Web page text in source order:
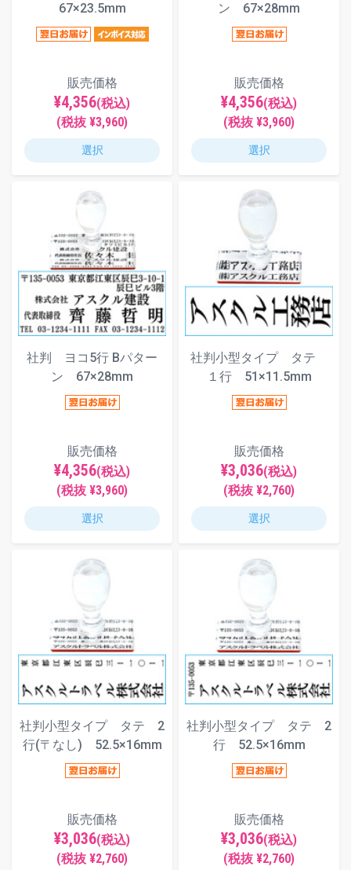
67×23.5mm
販売価格
¥4,356(税込)
(税抜 ¥3,960)
選択
ン 67×28mm
販売価格
¥4,356(税込)
(税抜 ¥3,960)
選択
社判 ヨコ5行 Bパター
ン 67×28mm
販売価格
¥4,356(税込)
(税抜 ¥3,960)
選択
社判小型タイプ タテ
１行 51×11.5mm
販売価格
¥3,036(税込)
(税抜 ¥2,760)
選択
社判小型タイプ タテ 2
行(〒なし) 52.5×16mm
販売価格
¥3,036(税込)
(税抜 ¥2,760)
社判小型タイプ タテ 2
行 52.5×16mm
販売価格
¥3,036(税込)
(税抜 ¥2,760)